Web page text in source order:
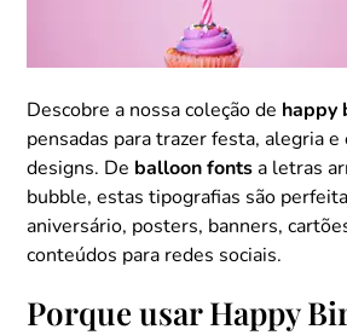
Descobre a nossa coleção de happy
pensadas para trazer festa, alegria
designs. De balloon fontsa letras
bubble, estas tipografias são
aniversário, posters, banners,
conteúdos para redes sociais.
Porque usar Happy